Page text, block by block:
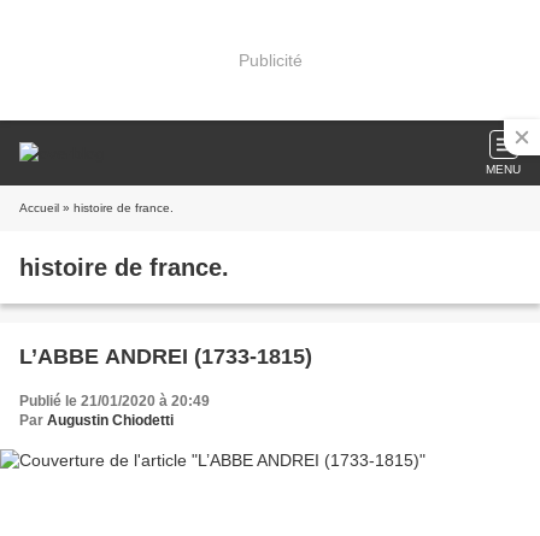
Publicité
MENU
Accueil » histoire de france.
histoire de france.
L’ABBE ANDREI (1733-1815)
Publié le 21/01/2020 à 20:49
Par Augustin Chiodetti